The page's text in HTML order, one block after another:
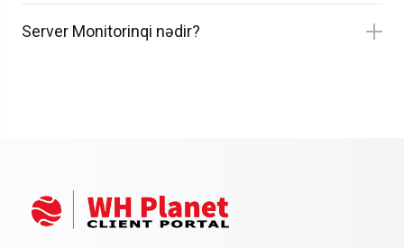
Server Monitorinqi nədir?